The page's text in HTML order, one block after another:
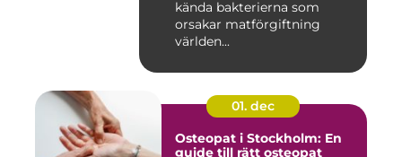
kända bakterierna som
orsakar matförgiftning
världen...
01. dec
Osteopat i Stockholm: En
guide till rätt osteopat